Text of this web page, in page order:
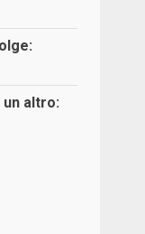
un altro: